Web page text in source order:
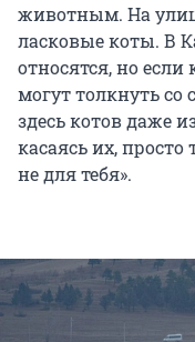
животным. На
ласковые коты. В
относятся, но если
могут толкнуть со
здесь котов даже
касаясь их, просто
не для тебя».